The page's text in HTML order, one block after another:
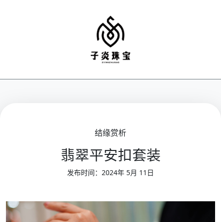
结缘赏析
翡翠平安扣套装
发布时间：2024年 5月 11日